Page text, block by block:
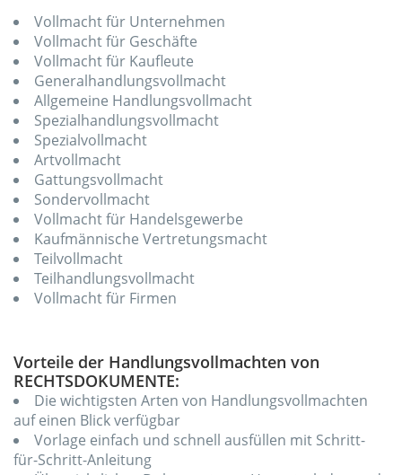
Vollmacht für Unternehmen
Vollmacht für Geschäfte
Vollmacht für Kaufleute
Generalhandlungsvollmacht
Allgemeine Handlungsvollmacht
Spezialhandlungsvollmacht
Spezialvollmacht
Artvollmacht
Gattungsvollmacht
Sondervollmacht
Vollmacht für Handelsgewerbe
Kaufmännische Vertretungsmacht
Teilvollmacht
Teilhandlungsvollmacht
Vollmacht für Firmen
Vorteile der Handlungsvollmachten von
RECHTSDOKUMENTE:
Die wichtigsten Arten von Handlungsvollmachten
auf einen Blick verfügbar
Vorlage einfach und schnell ausfüllen mit Schritt-
für-Schritt-Anleitung